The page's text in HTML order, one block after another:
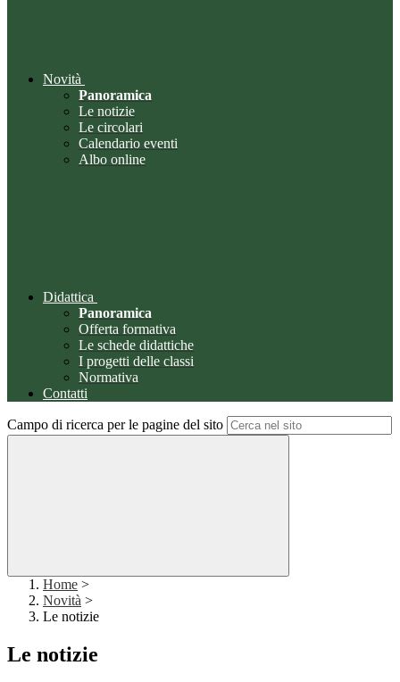
Novità
Panoramica
Le notizie
Le circolari
Calendario eventi
Albo online
Didattica
Panoramica
Offerta formativa
Le schede didattiche
I progetti delle classi
Normativa
Contatti
Campo di ricerca per le pagine del sito
Home >
Novità >
Le notizie
Le notizie